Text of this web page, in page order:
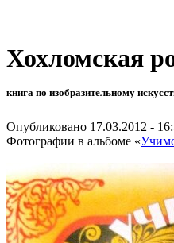
Хохломская
книга по изобразительному
Опубликовано 17.03.2012 -
Фотографии в альбоме «